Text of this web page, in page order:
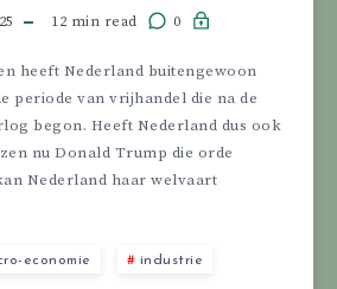
12 min read 0
heeft Nederland buitengewoon
periode van vrijhandel die na de
begon. Heeft Nederland dus ook
nu Donald Trump die orde
Nederland haar welvaart
economie industrie